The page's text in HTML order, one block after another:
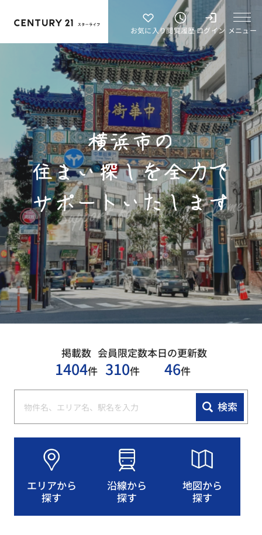
お気に入り閲覧履歴ログイン メニュー
掲載数
1404件
会員限定数
310件
本日の更新数
46件
検索
エリアから
探す
沿線から
探す
地図から
探す